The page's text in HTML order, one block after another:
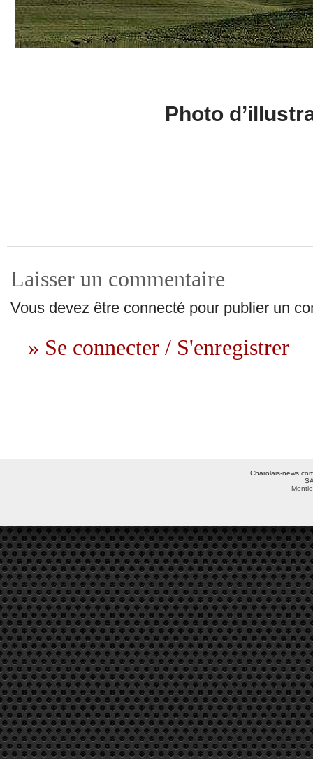
Photo
Laisser un commentaire
Vous devez être connecté pour publier un
» Se connecter / S'enregistrer
Charolais-